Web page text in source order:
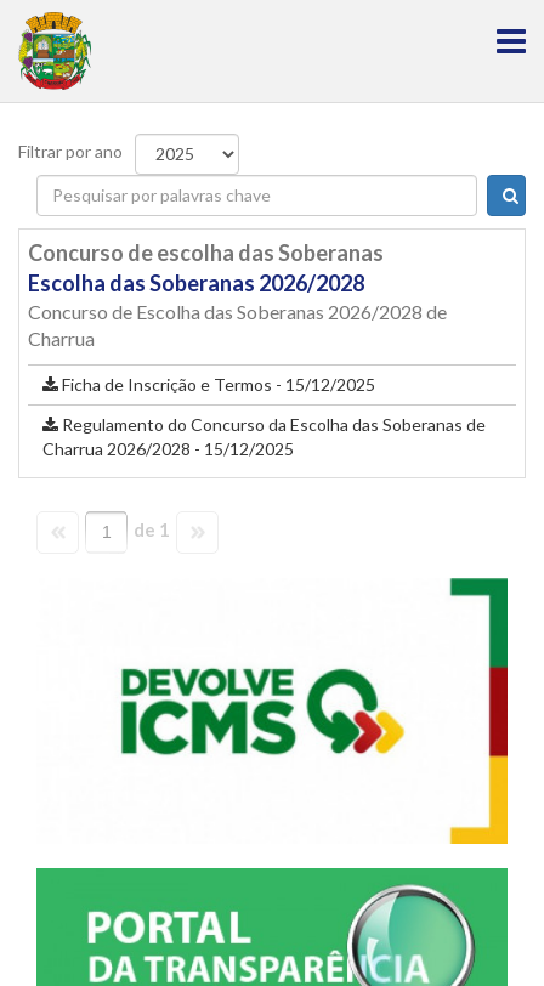
Filtrar por ano
Concurso de escolha das Soberanas
Escolha das Soberanas 2026/2028
Concurso de Escolha das Soberanas 2026/2028 de
Charrua
Ficha de Inscrição e Termos - 15/12/2025
Regulamento do Concurso da Escolha das Soberanas de
Charrua 2026/2028 - 15/12/2025
de 1